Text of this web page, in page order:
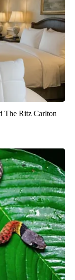
The Ritz Carlton